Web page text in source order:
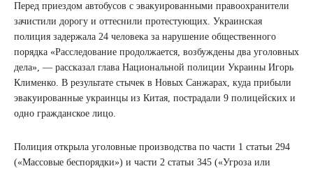
Перед приездом автобусов с эвакуированными правоохранители
зачистили дорогу и оттеснили протестующих. Украинская
полиция задержала 24 человека за нарушение общественного
порядка «Расследование продолжается, возбуждены два уголовных
дела», — рассказал глава Национальной полиции Украины Игорь
Клименко. В результате стычек в Новых Санжарах, куда прибыли
эвакуированные украинцы из Китая, пострадали 9 полицейских и
одно гражданское лицо.
Полиция открыла уголовные производства по части 1 статьи 294
(«Массовые беспорядки») и части 2 статьи 345 («Угроза или